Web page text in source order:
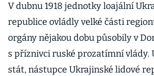
V dubnu 1918 jednotky loajální
republice ovládly velké části
orgány nějakou dobu působily v
s příznivci ruské prozatímní vlády.
stát, nástupce Ukrajinské lidové